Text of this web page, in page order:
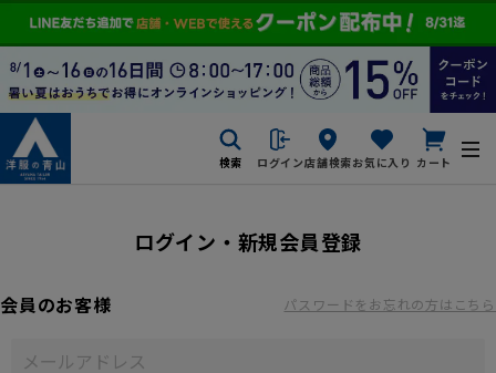
検索 ログイン店舗検索お気に入り カート
ログイン・新規会員登録
会員のお客様 パスワードをお忘れの方はこちら